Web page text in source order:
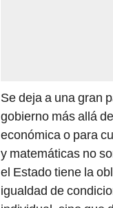
Se deja a una gran
gobierno más allá
económica o para
y matemáticas no
el Estado tiene la
igualdad de